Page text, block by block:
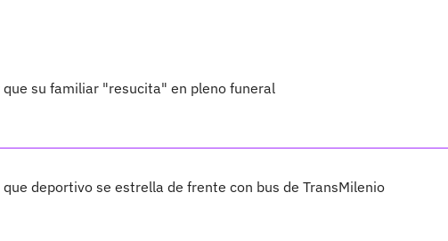
su familiar "resucita" en pleno funeral
deportivo se estrella de frente con bus de TransMilenio